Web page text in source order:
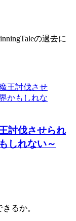
の過去に
討伐させられ
しれない～
るか。